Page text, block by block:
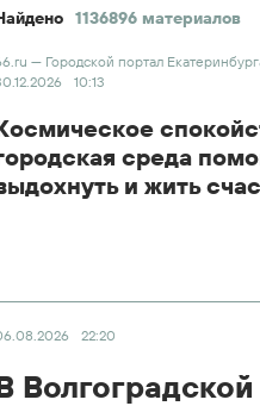
1136896 материалов
— Городской портал
10:13
среда
и жить
22:20